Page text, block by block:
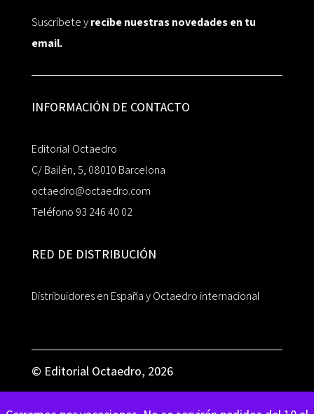
Suscríbete yrecibe nuestras novedades en tu
email.
INFORMACIÓN DE CONTACTO
Editorial Octaedro
C/ Bailén, 5, 08010 Barcelona
octaedro@octaedro.com
Teléfono 93 246 40 02
RED DE DISTRIBUCIÓN
Distribuidores en España y Octaedro internacional
© Editorial Octaedro, 2026